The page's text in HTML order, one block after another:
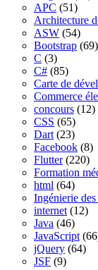
APC (51)
Architecture
ASW (54)
Bootstrap (69)
C (3)
C# (85)
Carte de
Commerce
concours (12)
CSS (65)
Dart (23)
Facebook (8)
Flutter(220)
Formation
html (64)
Ingénierie des
internet (12)
Java (46)
JavaScript
jQuery (64)
JSF (9)